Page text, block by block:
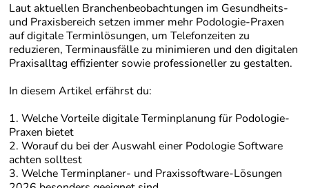
Laut aktuellen Branchenbeobachtungen im Gesundheits-
und Praxisbereich setzen immer mehr Podologie-Praxen
auf digitale Terminlösungen, um Telefonzeiten zu
reduzieren, Terminausfälle zu minimieren und den digitalen
Praxisalltag effizienter sowie professioneller zu gestalten.
In diesem Artikel erfährst du:
1. Welche Vorteile digitale Terminplanung für Podologie-
Praxen bietet
2. Worauf du bei der Auswahl einer Podologie Software
achten solltest
3. Welche Terminplaner- und Praxissoftware-Lösungen